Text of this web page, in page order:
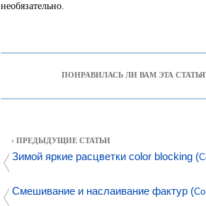
необязательно.
ПОНРАВИЛАСЬ ЛИ ВАМ ЭТА
‹ ПРЕДЫДУЩИЕ СТАТЬИ
Зимой яркие расцветки color blocking (
Смешивание и наслаивание фактур (